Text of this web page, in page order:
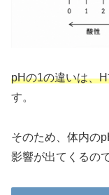
pHの1の違いは、
す。
そのため、体内の
影響が出てくるの